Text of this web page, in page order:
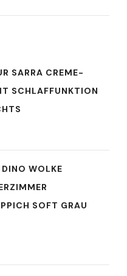
SARRA CREME-
SCHLAFFUNKTION
WOLKE
SOFT GRAU